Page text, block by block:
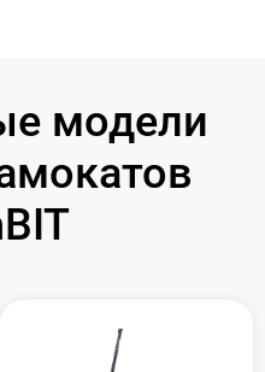
модели